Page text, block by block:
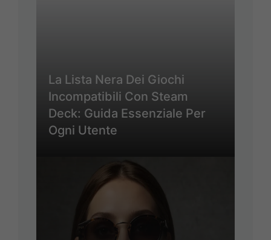
La Lista Nera Dei Giochi
Incompatibili Con Steam
Deck: Guida Essenziale Per
Ogni Utente